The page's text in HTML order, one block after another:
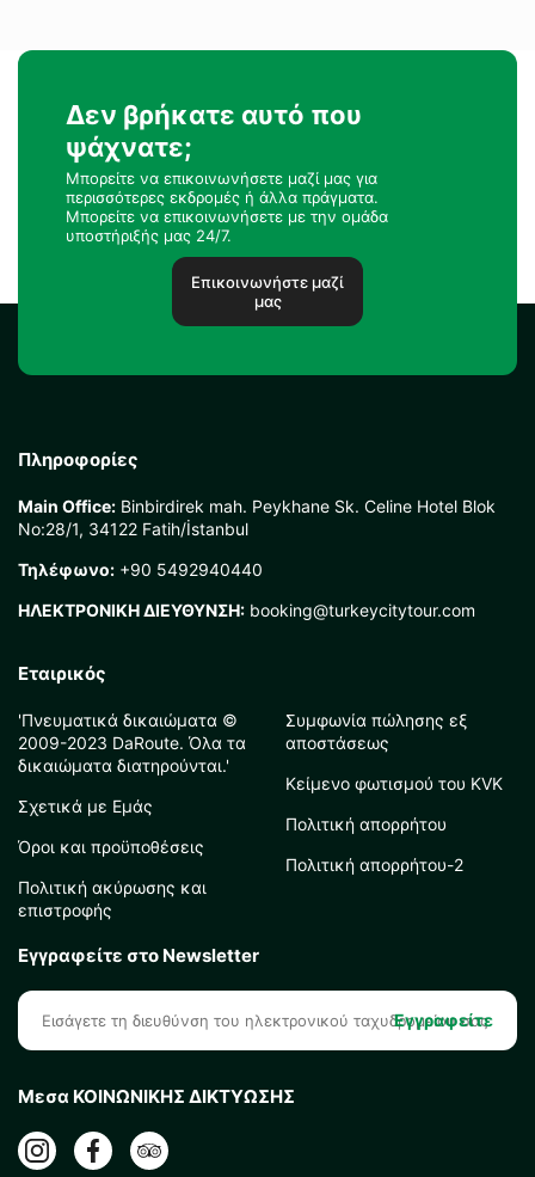
Δεν βρήκατε αυτό που
ψάχνατε;
Μπορείτε να επικοινωνήσετε μαζί μας για
περισσότερες εκδρομές ή άλλα πράγματα.
Μπορείτε να επικοινωνήσετε με την ομάδα
υποστήριξής μας 24/7.
Επικοινωνήστε μαζί
μας
Πληροφορίες
Main Office: Binbirdirek mah. Peykhane Sk. Celine Hotel Blok
No:28/1, 34122 Fatih/İstanbul
Τηλέφωνο: +90 5492940440
ΗΛΕΚΤΡΟΝΙΚΗ ΔΙΕΥΘΥΝΣΗ: booking@turkeycitytour.com
Εταιρικός
'Πνευματικά δικαιώματα ©
2009-2023 DaRoute. Όλα τα
δικαιώματα διατηρούνται.'
Σχετικά με Εμάς
Όροι και προϋποθέσεις
Πολιτική ακύρωσης και
επιστροφής
Συμφωνία πώλησης εξ
αποστάσεως
Κείμενο φωτισμού του KVK
Πολιτική απορρήτου
Πολιτική απορρήτου-2
Εγγραφείτε στο Newsletter
Εγγραφείτε
Μεσα ΚΟΙΝΩΝΙΚΗΣ ΔΙΚΤΥΩΣΗΣ